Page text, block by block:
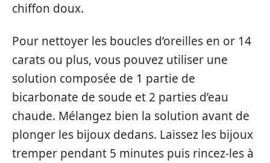
chiffon doux.
Pour nettoyer les boucles d’oreilles en or 14
carats ou plus, vous pouvez utiliser une
solution composée de 1 partie de
bicarbonate de soude et 2 parties d’eau
chaude. Mélangez bien la solution avant de
plonger les bijoux dedans. Laissez les bijoux
tremper pendant 5 minutes puis rincez-les à